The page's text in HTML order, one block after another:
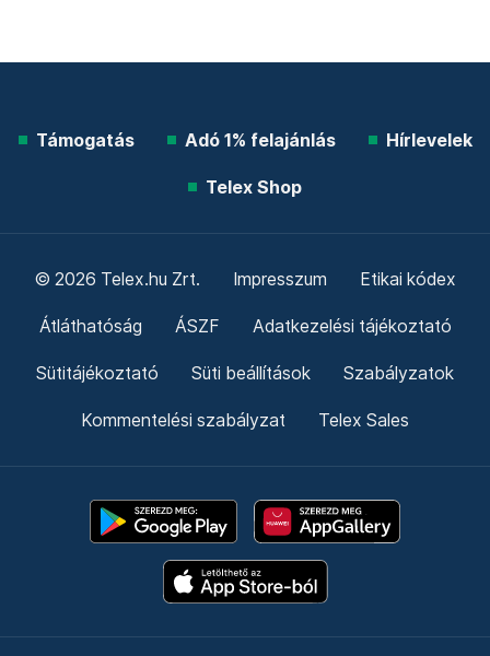
Támogatás Adó 1% felajánlás Hírlevelek
Telex Shop
© 2026 Telex.hu Zrt. Impresszum Etikai kódex
Átláthatóság ÁSZF Adatkezelési tájékoztató
Sütitájékoztató Süti beállítások Szabályzatok
Kommentelési szabályzat Telex Sales